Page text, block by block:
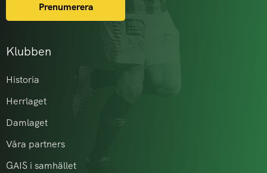
Klubben
Historia
Herrlaget
Damlaget
Våra partners
GAIS i samhället
Prenumerera